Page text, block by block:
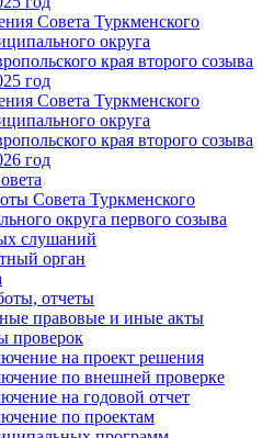
Совета Туркменского
округа
края второго созыва
год
Совета Туркменского
округа
края второго созыва
год
Совета Туркменского
округа первого созыва
слушаний
орган
отчеты
правовые и иные акты
проверок
на проект решения
по внешней проверке
на годовой отчет
по проектам